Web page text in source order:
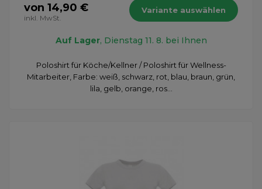
von 14,90 €
inkl. MwSt.
Variante auswählen
Auf Lager, Dienstag 11. 8. bei Ihnen
Poloshirt für Köche/Kellner / Poloshirt für Wellness-
Mitarbeiter, Farbe: weiß, schwarz, rot, blau, braun, grün,
lila, gelb, orange, ros...